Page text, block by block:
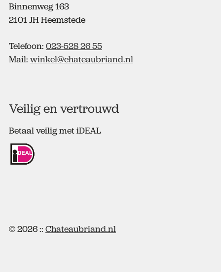
Binnenweg 163
2101 JH Heemstede
Telefoon: 023-528 26 55
Mail: winkel@chateaubriand.nl
Veilig en vertrouwd
Betaal veilig met iDEAL
© 2026 :: Chateaubriand.nl